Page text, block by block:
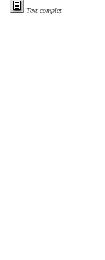
Text complet